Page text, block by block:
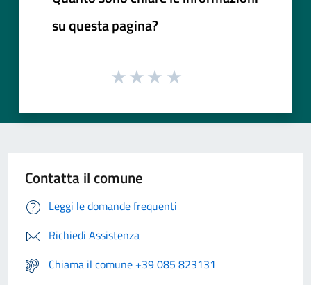
su questa pagina?
Contatta il comune
Leggi le domande frequenti
Richiedi Assistenza
Chiama il comune +39 085 823131